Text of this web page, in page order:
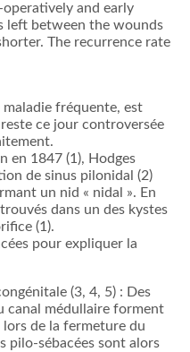
and early
left between the wounds
The recurrence rate
maladie fréquente, est
ce jour controversée
en 1847 (1), Hodges
de sinus pilonidal (2)
un nid « nidal ». En
dans un des kystes
(1).
pour expliquer la
(3, 4, 5) : Des
canal médullaire forment
de la fermeture du
pilo-sébacées sont alors